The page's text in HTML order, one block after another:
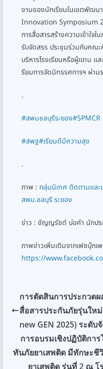
งานของนักเรียนในเขตพัฒน
Innovation Symposium
การสื่อสารสร้างความเข้าใจ
รับจัดสรร ประชุมร่วมกับคณ
บริหารโรงเรียนหรือผู้แทน แ
รียมการจัดนิทรรศการฯ ผ่า
.
#สพมชลบุรีระยอง#SPMCR
#สพฐ#เรียนดีมีความสุข
.
ภาพ : กลุ่มนิเทศ ติดตามและ
สพม.ชลบุรี ระยอง
ข่าว : ชัญญรัชต์ บ่อคำ นักป
ภาพข่าวเพิ่มเติมจากเฟซบุ๊กเ
https://
การตัดสินการประกวด
สื่อสารประกันภัยรุ่นให
new GEN 2025) ระดั
การอบรมเชิงปฏิบัติกา
ทันภัยยาเสพติด มีทักษะชี
ยาเสพติด รุ่นที่ 2 ณ โ